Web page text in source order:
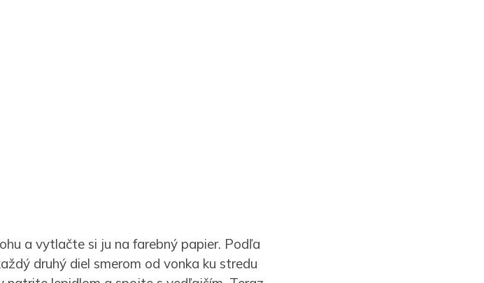
a vytlačte si ju na farebný papier. Podľa
druhý diel smerom od vonka ku stredu